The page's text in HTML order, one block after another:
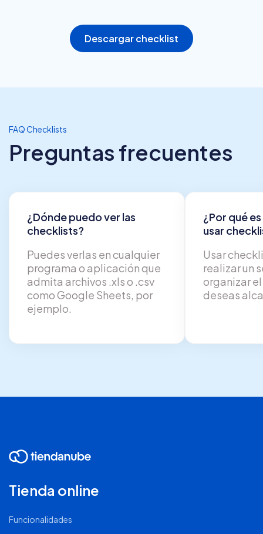
Descargar checklist
FAQ Checklists
Preguntas frecuentes
¿Dónde puedo ver las
checklists?
Puedes verlas en cualquier
programa o aplicación que
admita archivos .xls o .csv
como Google Sheets, por
ejemplo.
¿Por qué
usar
Usar
realizar un
organizar
deseas
Tienda online
Funcionalidades